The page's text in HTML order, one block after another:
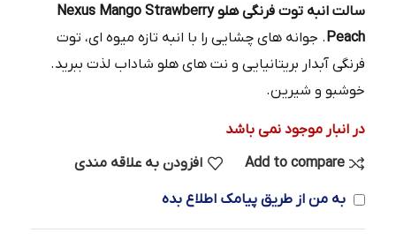
سالت انبه توت فرنگی هلو Nexus Mango Strawberry
Peach. جوانه های چشایی را با انبه تازه میوه ای، توت
فرنگی آبدار بریتانیایی و نت های هلو شاداب لذت ببرید.
خوشبو و شیرین.
در انبار موجود نمی باشد
Add to compare
افزودن به علاقه مندی
به من از طریق پیامک اطلاع بده